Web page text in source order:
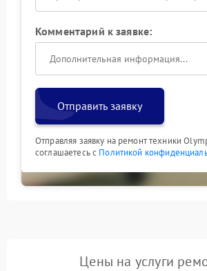
Комментарий к заявке:
Отправить заявку
Отправляя заявку на ремонт техники
соглашаетесь с Политикой
Цены на услуги